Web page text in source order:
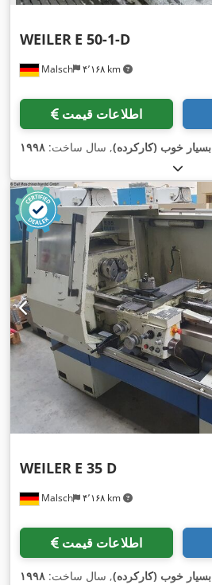
Malsch ۴٬۱۶۸ km
WEILER E 50-1-D
اطلاعات قیمت
بسیار خوب (کارکرده), سال ساخت: ۱۹۹۸
Malsch ۴٬۱۶۸ km
WEILER E 35 D
اطلاعات قیمت
بسیار خوب (کارکرده), سال ساخت: ۱۹۹۸